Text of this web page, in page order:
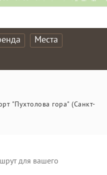
Места
"Пухтолова гора" (Санкт-
для вашего